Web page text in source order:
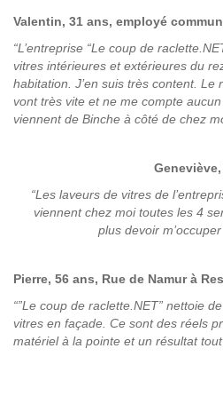
Valentin, 31 ans, employé
“L’entreprise “Le coup de
vitres intérieures et extérieures du
habitation. J’en suis très content. Le
vont très vite et ne me compte
viennent de Binche à côté de chez
“Les laveurs de vitres de
viennent chez moi toutes les 4
plus devoir
Pierre, 56 ans, Rue de Namur à
“”Le coup de raclette.NET” nettoie
vitres en façade. Ce sont des réels
matériel à la pointe et un résultat